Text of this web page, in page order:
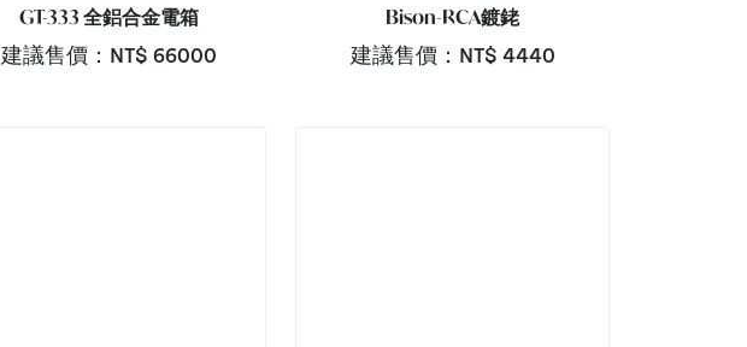
GT-333 全鋁合金電箱
建議售價：NT$ 66000
Bison-RCA鍍銠
建議售價：NT$ 4440